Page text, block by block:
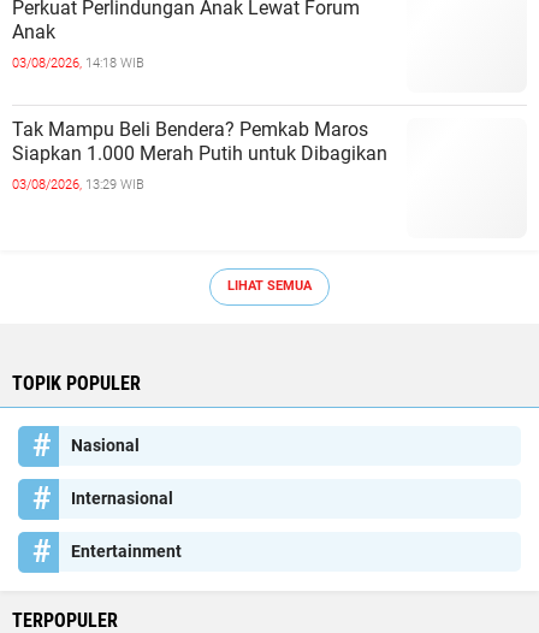
Perkuat Perlindungan Anak Lewat Forum
Anak
03/08/2026, 14:18 WIB
Tak Mampu Beli Bendera? Pemkab Maros
Siapkan 1.000 Merah Putih untuk Dibagikan
03/08/2026, 13:29 WIB
LIHAT SEMUA
TOPIK POPULER
Nasional
Internasional
Entertainment
TERPOPULER